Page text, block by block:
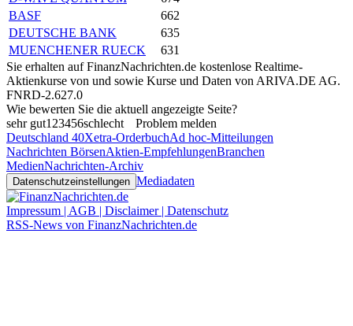
BASF
662
DEUTSCHE BANK
635
MUENCHENER RUECK
631
Sie erhalten auf FinanzNachrichten.de kostenlose Realtime-
Aktienkurse von und sowie Kurse und Daten von ARIVA.DE AG.
FNRD-2.627.0
Wie bewerten Sie die aktuell angezeigte Seite?
sehr gut1 23456schlecht
Problem melden
Deutschland 40Xetra-OrderbuchAd hoc-Mitteilungen
Nachrichten BörsenAktien-EmpfehlungenBranchen
MedienNachrichten-Archiv
Datenschutzeinstellungen Mediadaten
Impressum | AGB | Disclaimer | Datenschutz
RSS-News von FinanzNachrichten.de